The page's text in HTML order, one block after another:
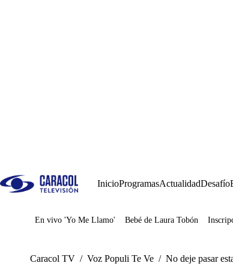
InicioProgramasActualidadDesafío
Juegos
En vivo 'Yo Me Llamo' Bebé de Laura Tobón
Caracol TV / Voz Populi Te Ve / No deje pasar